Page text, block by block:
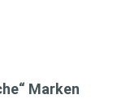
Marken